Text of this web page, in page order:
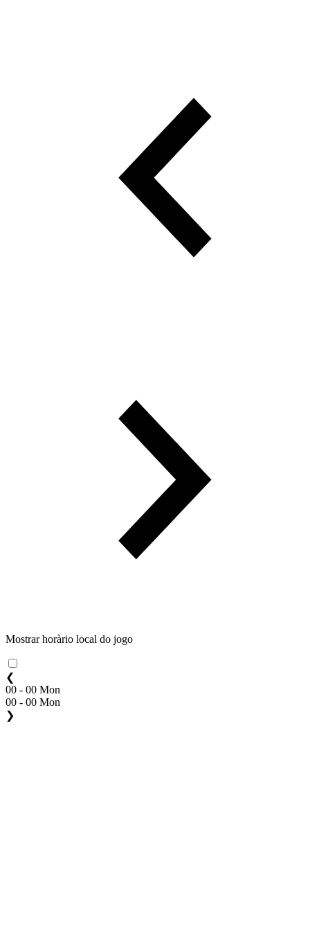
Mostrar horàrio local do jogo
❮
00 - 00 Mon
00 - 00 Mon
❯